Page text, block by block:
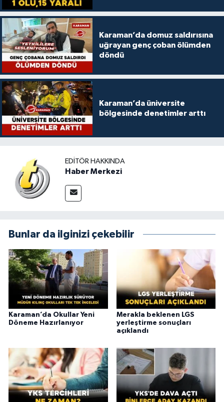
Karaman’da domuz saldırısına
uğrayan genç çoban ölümden
döndü
Karaman’da üniversite
bölgesinde denetimler arttı
EDITÖR HAKKINDA
Haber Merkezi
Bunlar da ilginizi çekebilir
Karaman’da Okullar Yeni
Döneme Hazırlanıyor
Merakla beklenen LGS
yerleştirme sonuçları
açıklandı